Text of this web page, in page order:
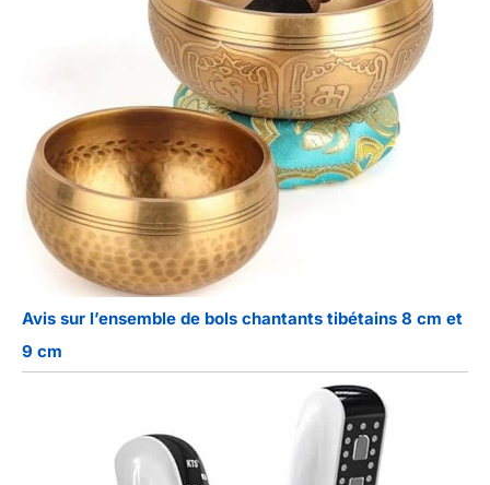
Avis sur l’ensemble de bols chantants tibétains 8 cm et
9 cm